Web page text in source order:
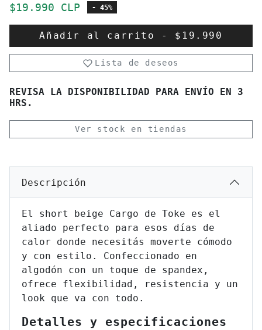
Precio de oferta
$19.990 CLP - 45%
Añadir al carrito - $19.990
Lista de deseos
REVISA LA DISPONIBILIDAD PARA ENVÍO EN 3
HRS.
Ver stock en tiendas
Descripción
El short beige Cargo de Toke es el
aliado perfecto para esos días de
calor donde necesitás moverte cómodo
y con estilo. Confeccionado en
algodón con un toque de spandex,
ofrece flexibilidad, resistencia y un
look que va con todo.
Detalles y especificaciones